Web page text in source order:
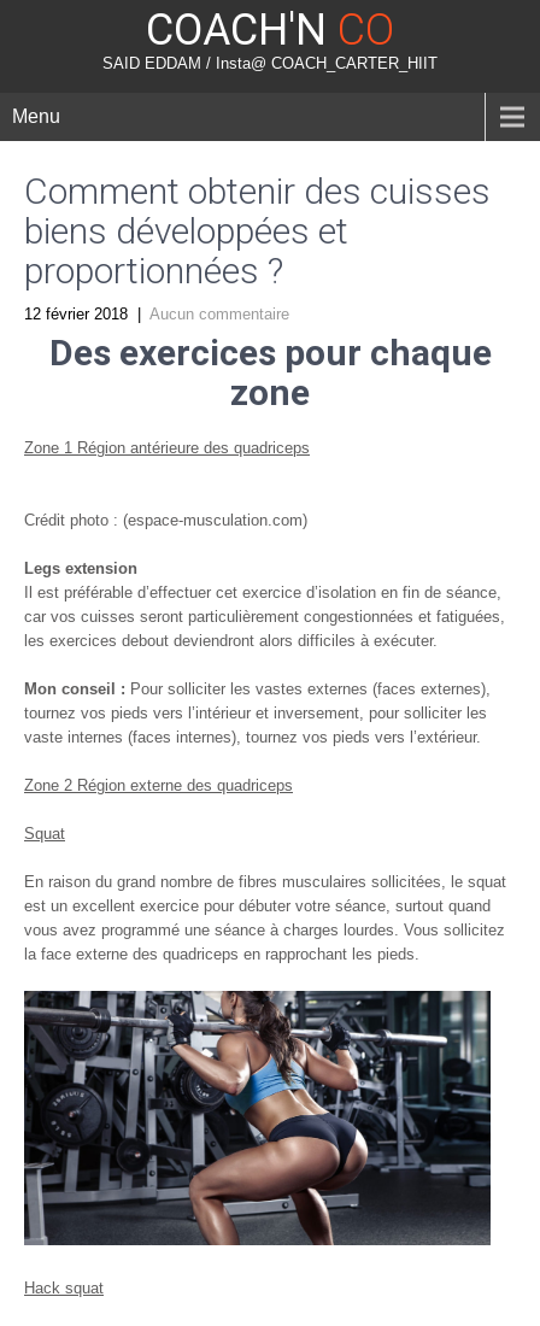
COACH'N CO
SAID EDDAM / Insta@ COACH_CARTER_HIIT
Menu
Comment obtenir des cuisses
biens développées et
proportionnées ?
12 février 2018 Aucun commentaire
Des exercices pour chaque
zone
Zone 1 Région antérieure des quadriceps
Crédit photo : (espace-musculation.com)
Legs extension
Il est préférable d’effectuer cet exercice d’isolation en fin de séance,
car vos cuisses seront particulièrement congestionnées et fatiguées,
les exercices debout deviendront alors difficiles à exécuter.
Mon conseil : Pour solliciter les vastes externes (faces externes),
tournez vos pieds vers l’intérieur et inversement, pour solliciter les
vaste internes (faces internes), tournez vos pieds vers l’extérieur.
Zone 2 Région externe des quadriceps
Squat
En raison du grand nombre de fibres musculaires sollicitées, le squat
est un excellent exercice pour débuter votre séance, surtout quand
vous avez programmé une séance à charges lourdes. Vous sollicitez
la face externe des quadriceps en rapprochant les pieds.
Hack squat